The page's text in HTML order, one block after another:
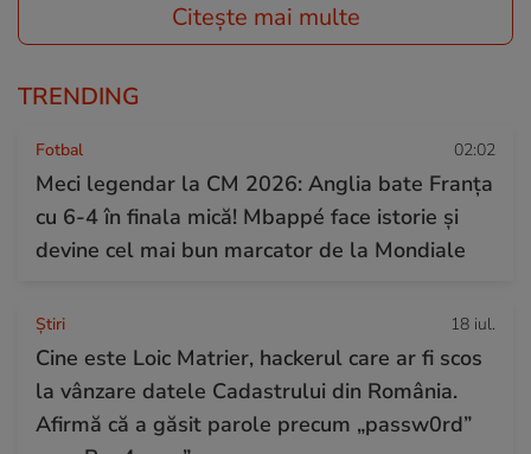
Citește mai multe
TRENDING
Fotbal 02:02
Meci legendar la CM 2026: Anglia bate Franța
cu 6-4 în finala mică! Mbappé face istorie și
devine cel mai bun marcator de la Mondiale
Ştiri 18 iul.
Cine este Loic Matrier, hackerul care ar fi scos
la vânzare datele Cadastrului din România.
Afirmă că a găsit parole precum „passw0rd”